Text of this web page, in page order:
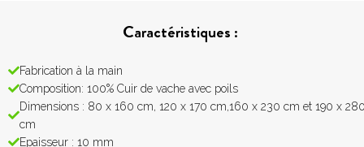
Caractéristiques :
Fabrication à la main
Composition: 100% Cuir de vache avec poils
Dimensions : 80 x 160 cm, 120 x 170 cm,160 x 230 cm et 190 x
cm
Epaisseur : 10 mm